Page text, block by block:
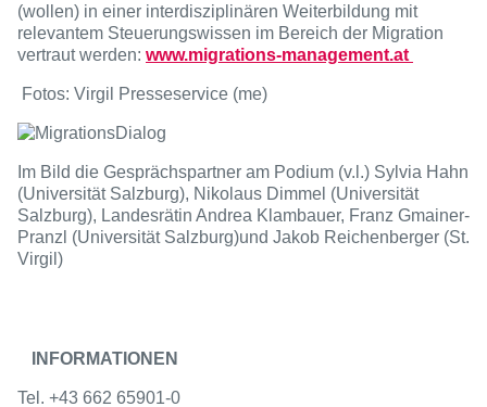
(wollen) in einer interdisziplinären Weiterbildung mit
relevantem Steuerungswissen im Bereich der Migration
vertraut werden: www.migrations-management.at
Fotos: Virgil Presseservice (me)
Im Bild die Gesprächspartner am Podium (v.l.) Sylvia Hahn
(Universität Salzburg), Nikolaus Dimmel (Universität
Salzburg), Landesrätin Andrea Klambauer, Franz Gmainer-
Pranzl (Universität Salzburg)und Jakob Reichenberger (St.
Virgil)
INFORMATIONEN
Tel. +43 662 65901-0